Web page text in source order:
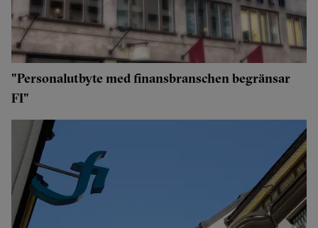
"Personalutbyte med finansbranschen begränsar
FI"